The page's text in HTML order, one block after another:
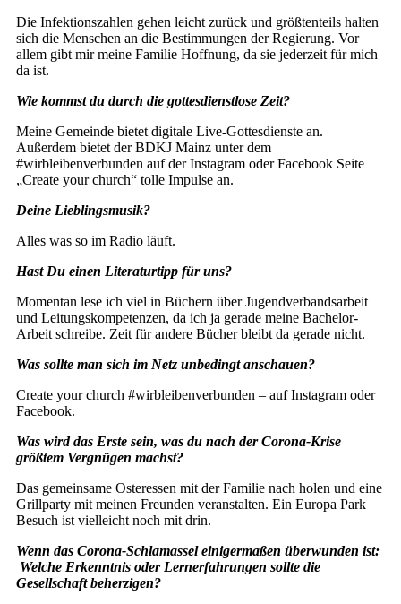
Die Infektionszahlen gehen leicht zurück und größtenteils halten
sich die Menschen an die Bestimmungen der Regierung. Vor
allem gibt mir meine Familie Hoffnung, da sie jederzeit für mich
da ist.
Wie kommst du durch die gottesdienstlose Zeit?
Meine Gemeinde bietet digitale Live-Gottesdienste an.
Außerdem bietet der BDKJ Mainz unter dem
#wirbleibenverbunden auf der Instagram oder Facebook Seite
„Create your church“ tolle Impulse an.
Deine Lieblingsmusik?
Alles was so im Radio läuft.
Hast Du einen Literaturtipp für uns?
Momentan lese ich viel in Büchern über Jugendverbandsarbeit
und Leitungskompetenzen, da ich ja gerade meine Bachelor-
Arbeit schreibe. Zeit für andere Bücher bleibt da gerade nicht.
Was sollte man sich im Netz unbedingt anschauen?
Create your church #wirbleibenverbunden – auf Instagram oder
Facebook.
Was wird das Erste sein, was du nach der Corona-Krise
größtem Vergnügen machst?
Das gemeinsame Osteressen mit der Familie nach holen und eine
Grillparty mit meinen Freunden veranstalten. Ein Europa Park
Besuch ist vielleicht noch mit drin.
Wenn das Corona-Schlamassel einigermaßen überwunden ist:
Welche Erkenntnis oder Lernerfahrungen sollte die
Gesellschaft beherzigen?